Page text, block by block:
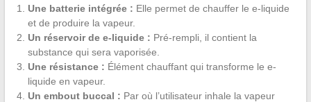
Une batterie intégrée : Elle permet de chauffer le e-liquide
et de produire la vapeur.
Un réservoir de e-liquide : Pré-rempli, il contient la
substance qui sera vaporisée.
Une résistance : Élément chauffant qui transforme le e-
liquide en vapeur.
Un embout buccal : Par où l’utilisateur inhale la vapeur